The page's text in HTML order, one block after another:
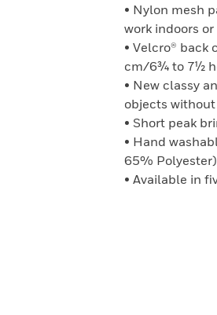
• Nylon mesh
work indoors
• Velcro®
cm/6¾ to 7½
• New classy
objects
• Short peak
• Hand
65% Polyester)
• Available in